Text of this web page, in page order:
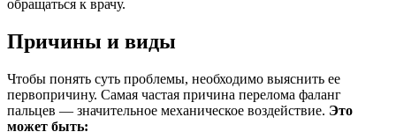
обращаться к врачу.
Причины и виды
Чтобы понять суть проблемы, необходимо выяснить ее
первопричину. Самая частая причина перелома фаланг
пальцев — значительное механическое воздействие. Это
может быть: